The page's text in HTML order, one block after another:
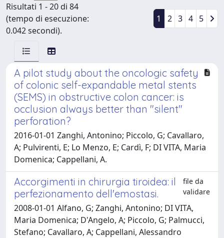
Risultati 1 - 20 di 84
(tempo di esecuzione:
0.042 secondi).
1 2 3 4 5
A pilot study about the oncologic safety
of colonic self-expandable metal stents
(SEMS) in obstructive colon cancer: is
occlusion always better than "silent"
perforation?
2016-01-01 Zanghi, Antonino; Piccolo, G; Cavallaro,
A; Pulvirenti, E; Lo Menzo, E; Cardì, F; DI VITA, Maria
Domenica; Cappellani, A.
Accorgimenti in chirurgia tiroidea: il
perfezionamento dell'emostasi.
file da
validare
2008-01-01 Alfano, G; Zanghi, Antonino; DI VITA,
Maria Domenica; D'Angelo, A; Piccolo, G; Palmucci,
Stefano; Cavallaro, A; Cappellani, Alessandro